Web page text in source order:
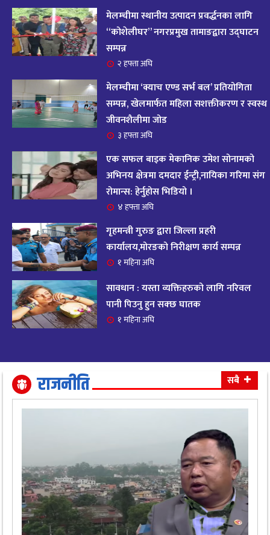
१४ आज २०८२ साल भदौ १६ गते सोमबारको राशिफल
११ महिना अघि
१५
आजको राशिफल : २०८२ भदौ १२ गते बिहीवार, २८
अगस्ट २०२५
११ महिना अघि
१६ आजको राशिफल – २०८२ साल भाद्र १० गते, मंगलबार
१७ आजको राशिफल – २०८२ साल भाद्र १० गते, मंगलबार
११ महिना अघि
१८
आजको राशिफल : आइतवार, ८ भदौ २०८२ (२४ अगस्ट
२०२५)
११ महिना अघि
१९ आजको राशिफल २०८२ भदाै ४ गते, बुधवार
११ महिना अघि
धैर्यले सफलता मिल्नेछ
११ महिना अघि
मेलम्चीमा स्थानीय उत्पादन प्रवर्द्धनका लागि
“कोशेलीघर” नगरप्रमुख तामाङद्वारा उद्घाटन
सम्पन्न
२ हफ्ता अघि
मेलम्चीमा ‘क्याच एण्ड सर्भ बल’ प्रतियोगिता
सम्पन्न, खेलमार्फत महिला सशक्तीकरण र स्वस्थ
जीवनशैलीमा जोड
३ हफ्ता अघि
एक सफल बाइक मेकानिक उमेश सोनामको
अभिनय क्षेत्रमा दमदार ईन्ट्री,नायिका गरिमा संग
रोमान्स: हेर्नुहोस भिडियो ।
४ हफ्ता अघि
गृहमन्त्री गुरुङ द्वारा जिल्ला प्रहरी
कार्यालय,मोरङको निरीक्षण कार्य सम्पन्न
१ महिना अघि
सावधान : यस्ता व्यक्तिहरुको लागि नरिवल
पानी पिउनु हुन सक्छ घातक
१ महिना अघि
राजनीति सबै